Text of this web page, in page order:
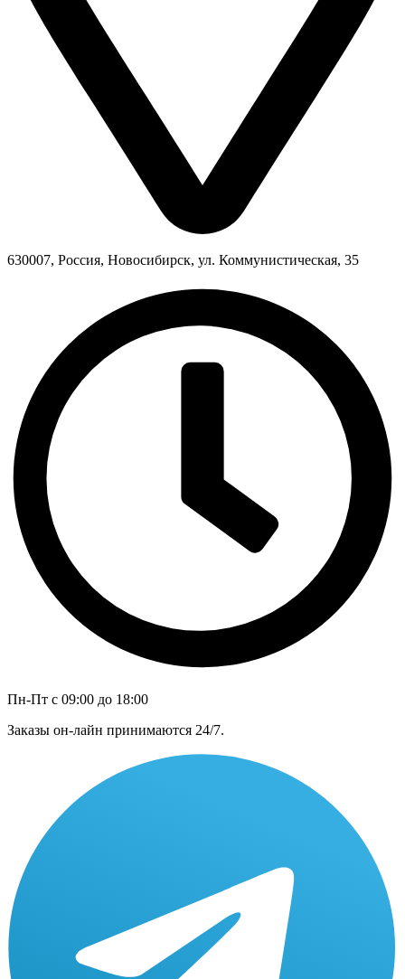
630007, Россия, Новосибирск, ул. Коммунистическая, 35
Пн-Пт с 09:00 до 18:00
Заказы он-лайн принимаются 24/7.